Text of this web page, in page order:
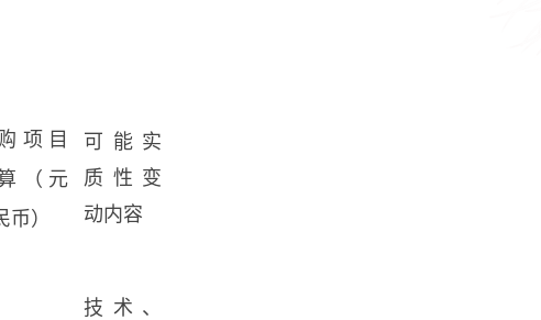
项目
（元
币）
可能实
质性变
动内容
技术、